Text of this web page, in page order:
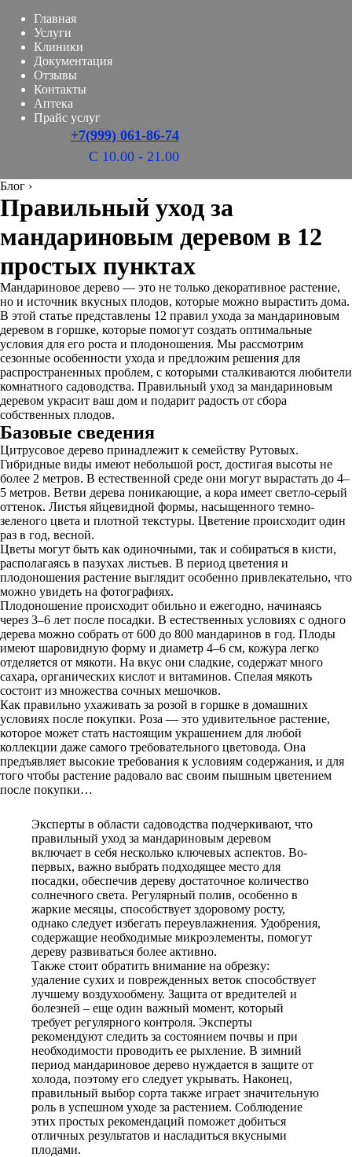
Главная
Услуги
Клиники
Документация
Отзывы
Контакты
Аптека
Прайс услуг
+7(999) 061-86-74
С 10.00 - 21.00
Блог ›
Правильный уход за
мандариновым деревом в 12
простых пунктах
Мандариновое дерево — это не только декоративное растение,
но и источник вкусных плодов, которые можно вырастить дома.
В этой статье представлены 12 правил ухода за мандариновым
деревом в горшке, которые помогут создать оптимальные
условия для его роста и плодоношения. Мы рассмотрим
сезонные особенности ухода и предложим решения для
распространенных проблем, с которыми сталкиваются любители
комнатного садоводства. Правильный уход за мандариновым
деревом украсит ваш дом и подарит радость от сбора
собственных плодов.
Базовые сведения
Цитрусовое дерево принадлежит к семейству Рутовых.
Гибридные виды имеют небольшой рост, достигая высоты не
более 2 метров. В естественной среде они могут вырастать до 4–
5 метров. Ветви дерева поникающие, а кора имеет светло-серый
оттенок. Листья яйцевидной формы, насыщенного темно-
зеленого цвета и плотной текстуры. Цветение происходит один
раз в год, весной.
Цветы могут быть как одиночными, так и собираться в кисти,
располагаясь в пазухах листьев. В период цветения и
плодоношения растение выглядит особенно привлекательно, что
можно увидеть на фотографиях.
Плодоношение происходит обильно и ежегодно, начинаясь
через 3–6 лет после посадки. В естественных условиях с одного
дерева можно собрать от 600 до 800 мандаринов в год. Плоды
имеют шаровидную форму и диаметр 4–6 см, кожура легко
отделяется от мякоти. На вкус они сладкие, содержат много
сахара, органических кислот и витаминов. Спелая мякоть
состоит из множества сочных мешочков.
Как правильно ухаживать за розой в горшке в домашних
условиях после покупки. Роза — это удивительное растение,
которое может стать настоящим украшением для любой
коллекции даже самого требовательного цветовода. Она
предъявляет высокие требования к условиям содержания, и для
того чтобы растение радовало вас своим пышным цветением
после покупки…
Эксперты в области садоводства подчеркивают, что
правильный уход за мандариновым деревом
включает в себя несколько ключевых аспектов. Во-
первых, важно выбрать подходящее место для
посадки, обеспечив дереву достаточное количество
солнечного света. Регулярный полив, особенно в
жаркие месяцы, способствует здоровому росту,
однако следует избегать переувлажнения. Удобрения,
содержащие необходимые микроэлементы, помогут
дереву развиваться более активно.
Также стоит обратить внимание на обрезку:
удаление сухих и поврежденных веток способствует
лучшему воздухообмену. Защита от вредителей и
болезней – еще один важный момент, который
требует регулярного контроля. Эксперты
рекомендуют следить за состоянием почвы и при
необходимости проводить ее рыхление. В зимний
период мандариновое дерево нуждается в защите от
холода, поэтому его следует укрывать. Наконец,
правильный выбор сорта также играет значительную
роль в успешном уходе за растением. Соблюдение
этих простых рекомендаций поможет добиться
отличных результатов и насладиться вкусными
плодами.